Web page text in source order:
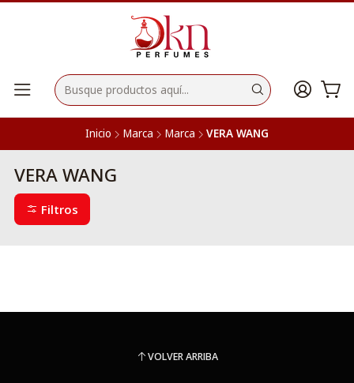
Inicio Marca Marca VERA WANG
VERA WANG
Filtros
VOLVER ARRIBA